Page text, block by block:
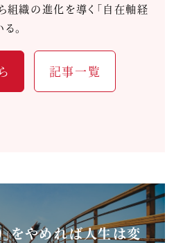
組織の進化を導く「自在軸経
。
記事一覧
」をやめれば人生は変